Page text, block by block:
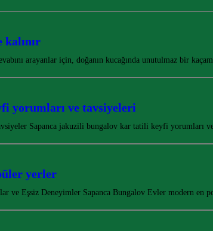
kalınır
arayanlar için, doğanın kucağında unutulmaz bir
yorumları ve tavsiyeleri
Sapanca jakuzili bungalov kar tatili keyfi yorumları
yerler
ve Eşsiz Deneyimler Sapanca Bungalov Evler modern en